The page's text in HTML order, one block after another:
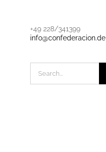
+49 228/341399
info@confederacion.de
for: